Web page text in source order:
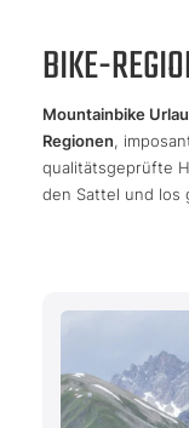
BIKE-
Mountainbike
Regionen,
qualitätsgeprüfte
den Sattel und los